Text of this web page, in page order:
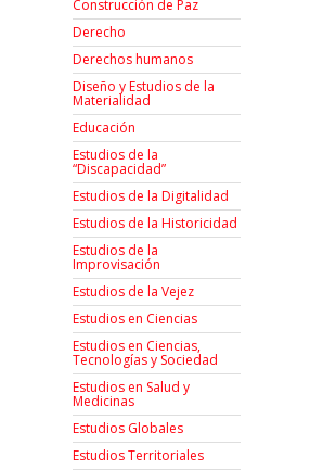
Construcción de Paz
Derecho
Derechos humanos
Diseño y Estudios de la
Materialidad
Educación
Estudios de la
“Discapacidad”
Estudios de la Digitalidad
Estudios de la Historicidad
Estudios de la
Improvisación
Estudios de la Vejez
Estudios en Ciencias
Estudios en Ciencias,
Tecnologías y Sociedad
Estudios en Salud y
Medicinas
Estudios Globales
Estudios Territoriales